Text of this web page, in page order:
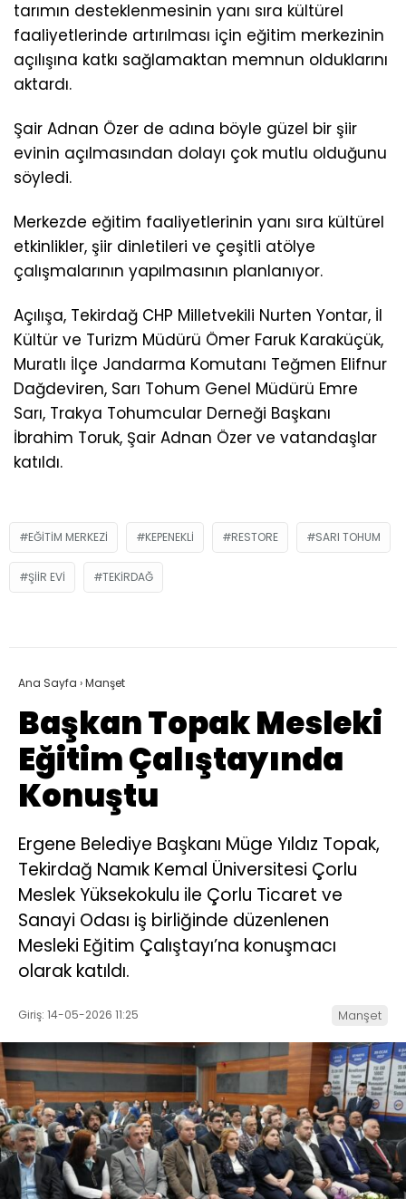
tarımın desteklenmesinin yanı sıra kültürel
faaliyetlerinde artırılması için eğitim merkezinin
açılışına katkı sağlamaktan memnun olduklarını
aktardı.
Şair Adnan Özer de adına böyle güzel bir şiir
evinin açılmasından dolayı çok mutlu olduğunu
söyledi.
Merkezde eğitim faaliyetlerinin yanı sıra kültürel
etkinlikler, şiir dinletileri ve çeşitli atölye
çalışmalarının yapılmasının planlanıyor.
Açılışa, Tekirdağ CHP Milletvekili Nurten Yontar, İl
Kültür ve Turizm Müdürü Ömer Faruk Karaküçük,
Muratlı İlçe Jandarma Komutanı Teğmen Elifnur
Dağdeviren, Sarı Tohum Genel Müdürü Emre
Sarı, Trakya Tohumcular Derneği Başkanı
İbrahim Toruk, Şair Adnan Özer ve vatandaşlar
katıldı.
EĞITIM MERKEZI KEPENEKLI RESTORE SARI TOHUM
ŞIIR EVI TEKIRDAĞ
Ana Sayfa ›Manşet
Başkan Topak Mesleki
Eğitim Çalıştayında
Konuştu
Ergene Belediye Başkanı Müge Yıldız Topak,
Tekirdağ Namık Kemal Üniversitesi Çorlu
Meslek Yüksekokulu ile Çorlu Ticaret ve
Sanayi Odası iş birliğinde düzenlenen
Mesleki Eğitim Çalıştayı’na konuşmacı
olarak katıldı.
Giriş: 14-05-2026 11:25 Manşet